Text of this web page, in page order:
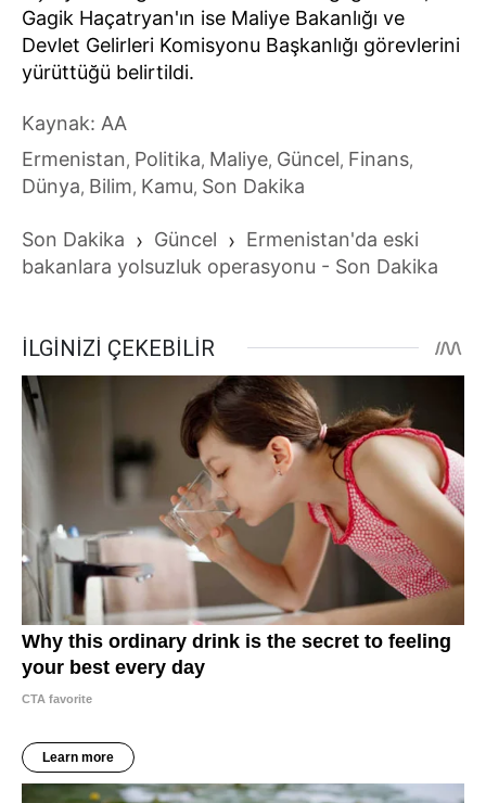
Gagik Haçatryan'ın ise Maliye Bakanlığı ve
Devlet Gelirleri Komisyonu Başkanlığı görevlerini
yürüttüğü belirtildi.
Kaynak: AA
Ermenistan, Politika, Maliye, Güncel, Finans,
Dünya, Bilim, Kamu, Son Dakika
Son Dakika › Güncel › Ermenistan'da eski
bakanlara yolsuzluk operasyonu - Son Dakika